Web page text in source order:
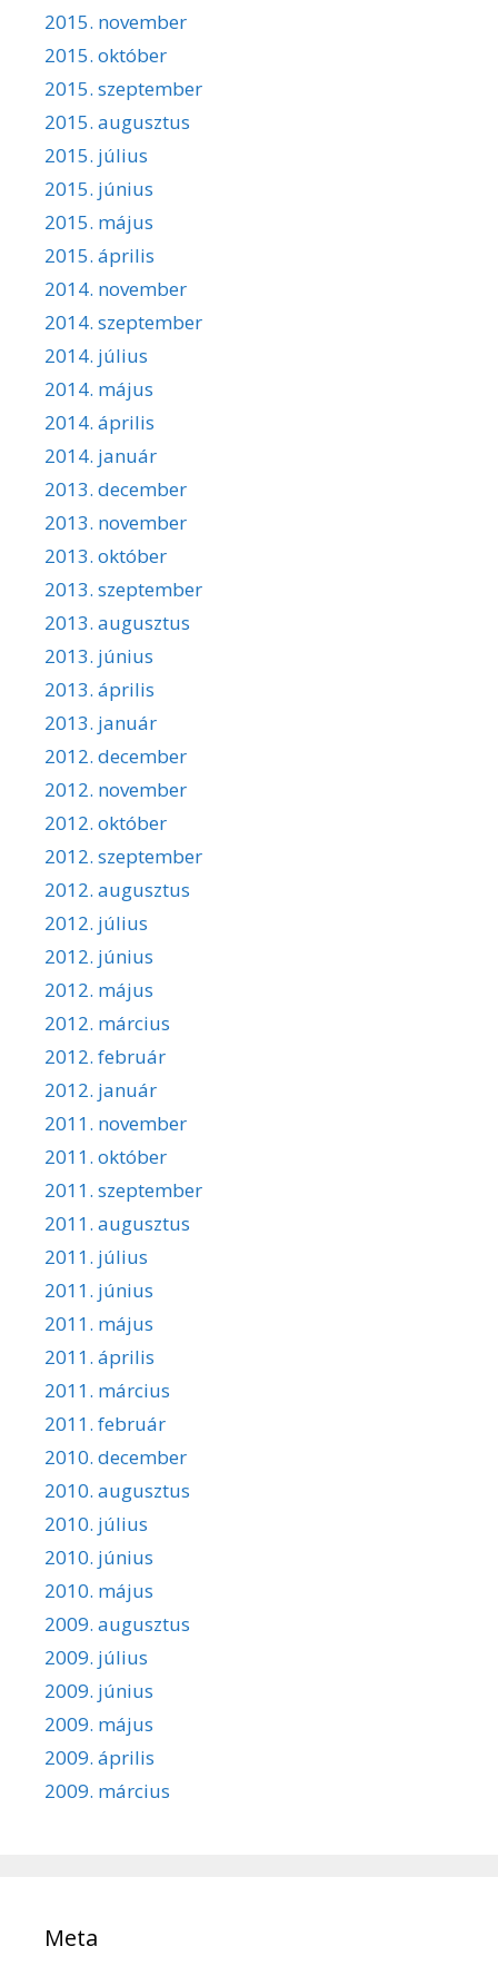
2015. november
2015. október
2015. szeptember
2015. augusztus
2015. július
2015. június
2015. május
2015. április
2014. november
2014. szeptember
2014. július
2014. május
2014. április
2014. január
2013. december
2013. november
2013. október
2013. szeptember
2013. augusztus
2013. június
2013. április
2013. január
2012. december
2012. november
2012. október
2012. szeptember
2012. augusztus
2012. július
2012. június
2012. május
2012. március
2012. február
2012. január
2011. november
2011. október
2011. szeptember
2011. augusztus
2011. július
2011. június
2011. május
2011. április
2011. március
2011. február
2010. december
2010. augusztus
2010. július
2010. június
2010. május
2009. augusztus
2009. július
2009. június
2009. május
2009. április
2009. március
Meta